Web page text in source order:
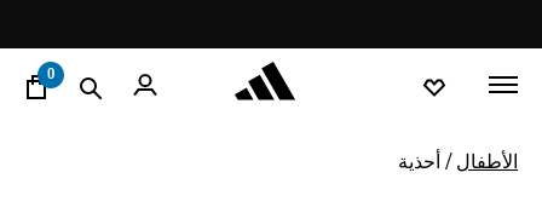
promotion
rotation
0
الأطفال أحذية